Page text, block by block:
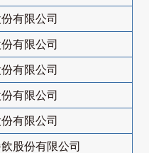
有限公司
有限公司
有限公司
有限公司
有限公司
股份有限公司